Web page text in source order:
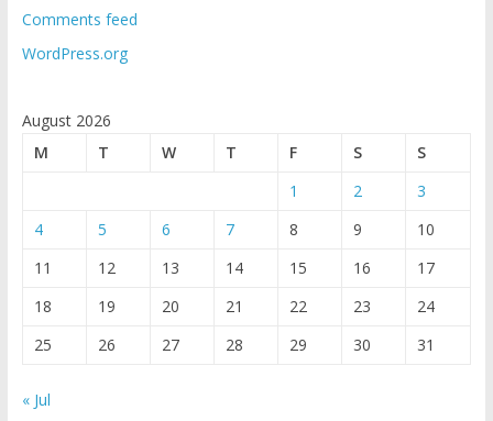
Comments feed
WordPress.org
August 2026
M
T W T F S
S
1
2
3
4
5 6 7 8 9
10
11
12 13 14 15 16
17
18
19 20 21 22 23
24
25
26 27 28 29 30 31
« Jul